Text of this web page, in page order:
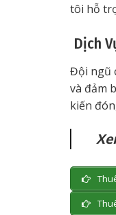
tôi hỗ
Dịch
Đội ngũ
và đảm
kiến